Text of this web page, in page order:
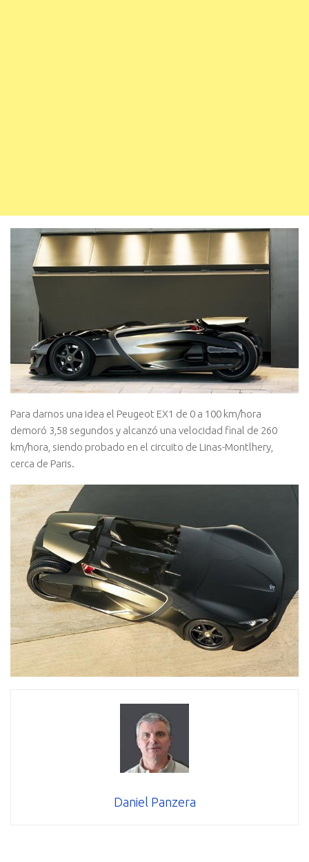
Para darnos una idea el Peugeot EX1 de 0 a 100 km/hora
demoró 3,58 segundos y alcanzó una velocidad final de 260
km/hora, siendo probado en el circuito de Linas-Montlhery,
cerca de Paris.
Daniel Panzera